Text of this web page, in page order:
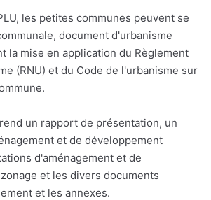
les petites communes peuvent se
document d'urbanisme
la mise en application du Règlement
(RNU) et du Code de l'urbanisme sur
un rapport de présentation, un
et de développement
d'aménagement et de
et les divers documents
et les annexes.